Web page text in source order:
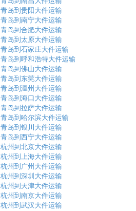
青岛到贵阳大件运输
青岛到南宁大件运输
青岛到合肥大件运输
青岛到太原大件运输
青岛到石家庄大件运输
青岛到呼和浩特大件运输
青岛到佛山大件运输
青岛到东莞大件运输
青岛到温州大件运输
青岛到海口大件运输
青岛到拉萨大件运输
青岛到哈尔滨大件运输
青岛到银川大件运输
青岛到西宁大件运输
杭州到北京大件运输
杭州到上海大件运输
杭州到广州大件运输
杭州到深圳大件运输
杭州到天津大件运输
杭州到南京大件运输
杭州到武汉大件运输